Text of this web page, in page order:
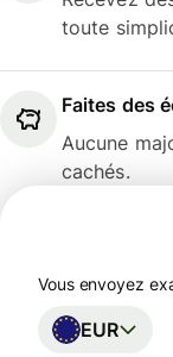
toute
Faites des
Aucune
cachés.
Vous envoyez
EUR